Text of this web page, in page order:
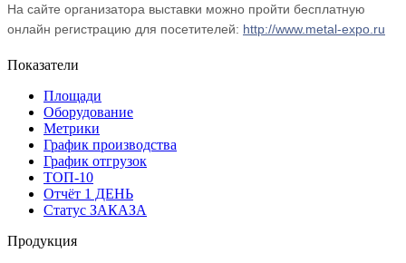
На сайте организатора выставки можно пройти бесплатную
онлайн регистрацию для посетителей: http://www.metal-expo.ru
Показатели
Площади
Оборудование
Метрики
График производства
График отгрузок
ТОП-10
Отчёт 1 ДЕНЬ
Статус ЗАКАЗА
Продукция